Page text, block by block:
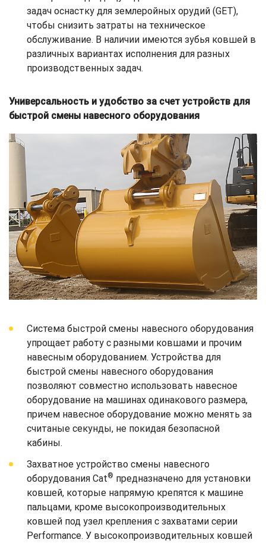
задач оснастку для землеройных орудий (GET),
чтобы снизить затраты на техническое
обслуживание. В наличии имеются зубья ковшей в
различных вариантах исполнения для разных
производственных задач.
Универсальность и удобство за счет устройств для
быстрой смены навесного оборудования
Система быстрой смены навесного оборудования
упрощает работу с разными ковшами и прочим
навесным оборудованием. Устройства для
быстрой смены навесного оборудования
позволяют совместно использовать навесное
оборудование на машинах одинакового размера,
причем навесное оборудование можно менять за
считаные секунды, не покидая безопасной
кабины.
Захватное устройство смены навесного
оборудования Cat® предназначено для установки
ковшей, которые напрямую крепятся к машине
пальцами, кроме высокопроизводительных
ковшей под узел крепления с захватами серии
Performance. У высокопроизводительных ковшей